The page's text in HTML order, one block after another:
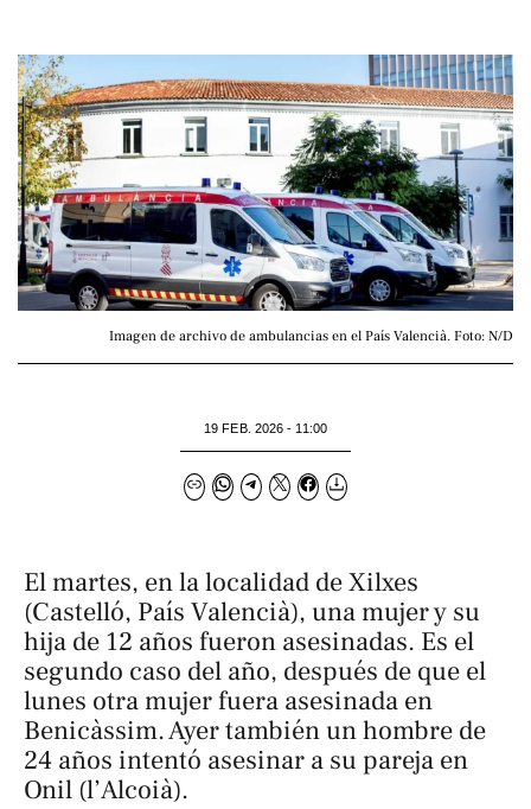
Imagen de archivo de ambulancias en el País Valencià. Foto: N/D
19 FEB. 2026 - 11:00
El martes, en la localidad de Xilxes
(Castelló, País Valencià), una mujer y su
hija de 12 años fueron asesinadas. Es el
segundo caso del año, después de que el
lunes otra mujer fuera asesinada en
Benicàssim. Ayer también un hombre de
24 años intentó asesinar a su pareja en
Onil (l’Alcoià).